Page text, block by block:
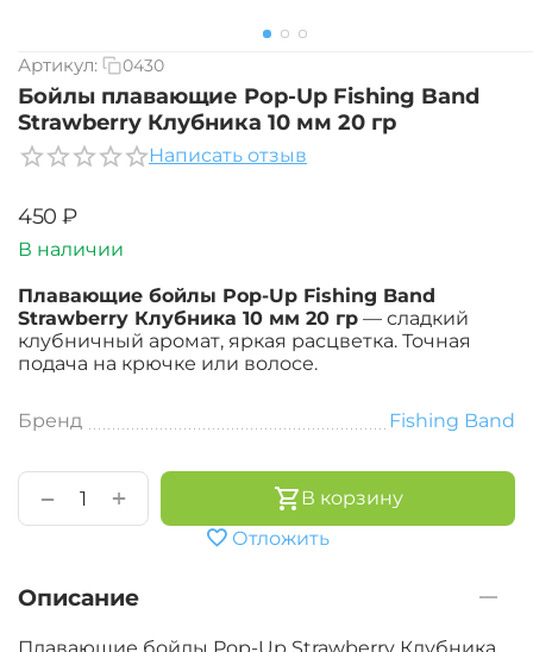
Артикул: 0430
Бойлы плавающие Pop-Up Fishing Band
Strawberry Клубника 10 мм 20 гр
Написать отзыв
‍450‍ ₽
В наличии
Плавающие бойлы Pop-Up Fishing Band
Strawberry Клубника 10 мм 20 гр — сладкий
клубничный аромат, яркая расцветка. Точная
подача на крючке или волосе.
Бренд Fishing Band
+
−
В корзину
Отложить
Описание